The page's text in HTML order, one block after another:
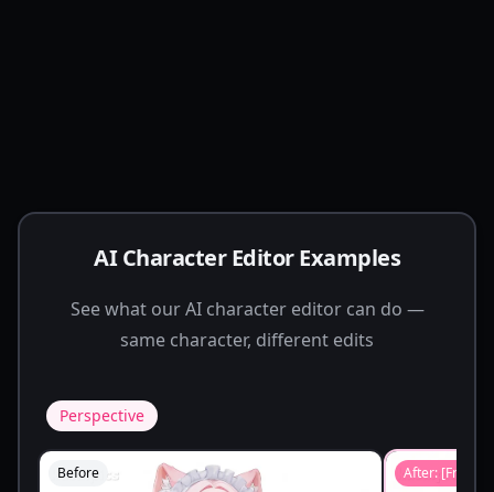
AI Character Editor Examples
See what our AI character editor can do —
same character, different edits
Perspective
Before After: [From